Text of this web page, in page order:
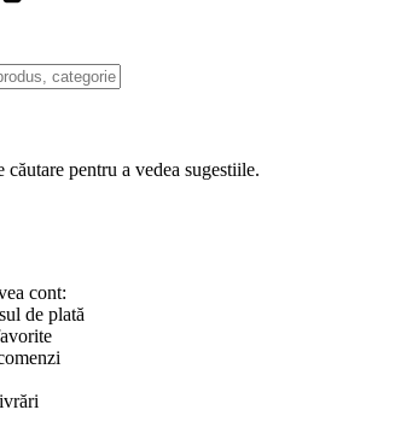
pentru a vedea sugestiile.
cont:
de plată